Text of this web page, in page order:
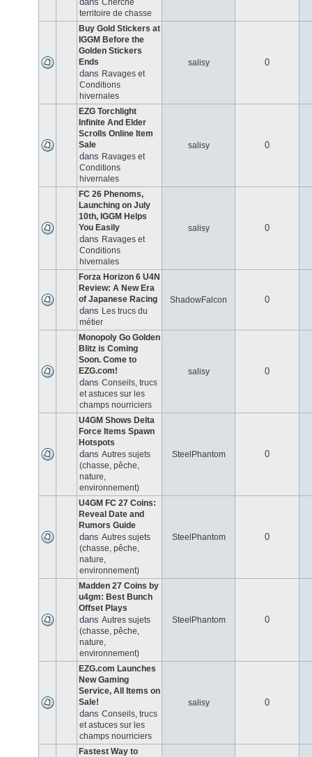
Cherche
territoire de chasse
Buy Gold Stickers at
IGGM Before the
Golden Stickers
Ends
dans Ravages et
Conditions
hivernales
salisy 0
EZG Torchlight
Infinite And Elder
Scrolls Online Item
Sale
dans Ravages et
Conditions
hivernales
salisy 0
FC 26 Phenoms,
Launching on July
10th, IGGM Helps
You Easily
dans Ravages et
Conditions
hivernales
salisy 0
Forza Horizon 6 U4N
Review: A New Era
of Japanese Racing
dans Les trucs du
métier
ShadowFalcon 0
Monopoly Go Golden
Blitz is Coming
Soon. Come to
EZG.com!
dans Conseils, trucs
et astuces sur les
champs nourriciers
salisy 0
U4GM Shows Delta
Force Items Spawn
Hotspots
dans Autres sujets
(chasse, pêche,
nature,
environnement)
SteelPhantom 0
U4GM FC 27 Coins:
Reveal Date and
Rumors Guide
dans Autres sujets
(chasse, pêche,
nature,
environnement)
SteelPhantom 0
Madden 27 Coins by
u4gm: Best Bunch
Offset Plays
dans Autres sujets
(chasse, pêche,
nature,
environnement)
SteelPhantom 0
EZG.com Launches
New Gaming
Service, All Items on
Sale!
dans Conseils, trucs
et astuces sur les
champs nourriciers
salisy 0
Fastest Way to